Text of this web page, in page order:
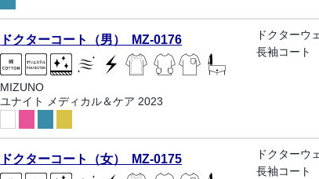
ドクターコート（男） MZ-0176
MIZUNO
ユナイト メディカル＆ケア 2023
ドクターウ
長袖コート
ドクターコート（女） MZ-0175
ドクターウ
長袖コート